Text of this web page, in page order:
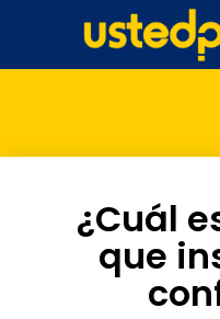
¿Cuál
que